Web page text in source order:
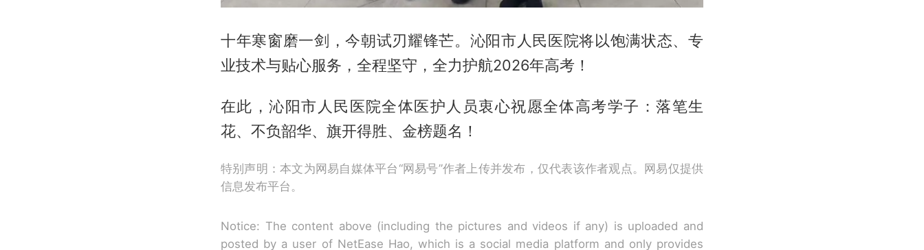
十年寒窗磨一剑，今朝试刃耀锋芒。沁阳市人民医院将以饱满状态、专
业技术与贴心服务，全程坚守，全力护航2026年高考！
在此，沁阳市人民医院全体医护人员衷心祝愿全体高考学子：落笔生
花、不负韶华、旗开得胜、金榜题名！
特别声明：本文为网易自媒体平台“网易号”作者上传并发布，仅代表该作者观点。网易仅提供
信息发布平台。
Notice: The content above (including the pictures and videos if any) is uploaded and
posted by a user of NetEase Hao, which is a social media platform and only provides